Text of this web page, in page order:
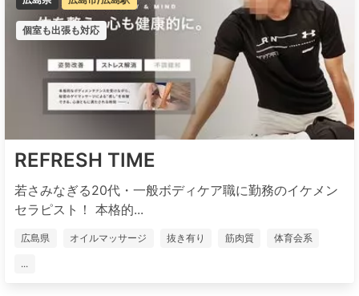
個室も出張も対応
REFRESH TIME
若さみなぎる20代・一般ボディケア職に勤務のイケメン
セラピスト！ 本格的...
広島県 オイルマッサージ 抜き有り 筋肉質 体育会系
...